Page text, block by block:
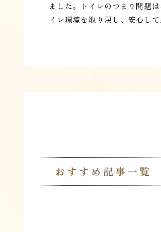
ました。トイレのつまり問題
イレ環境を取り戻し、安心し
おすすめ記事一覧